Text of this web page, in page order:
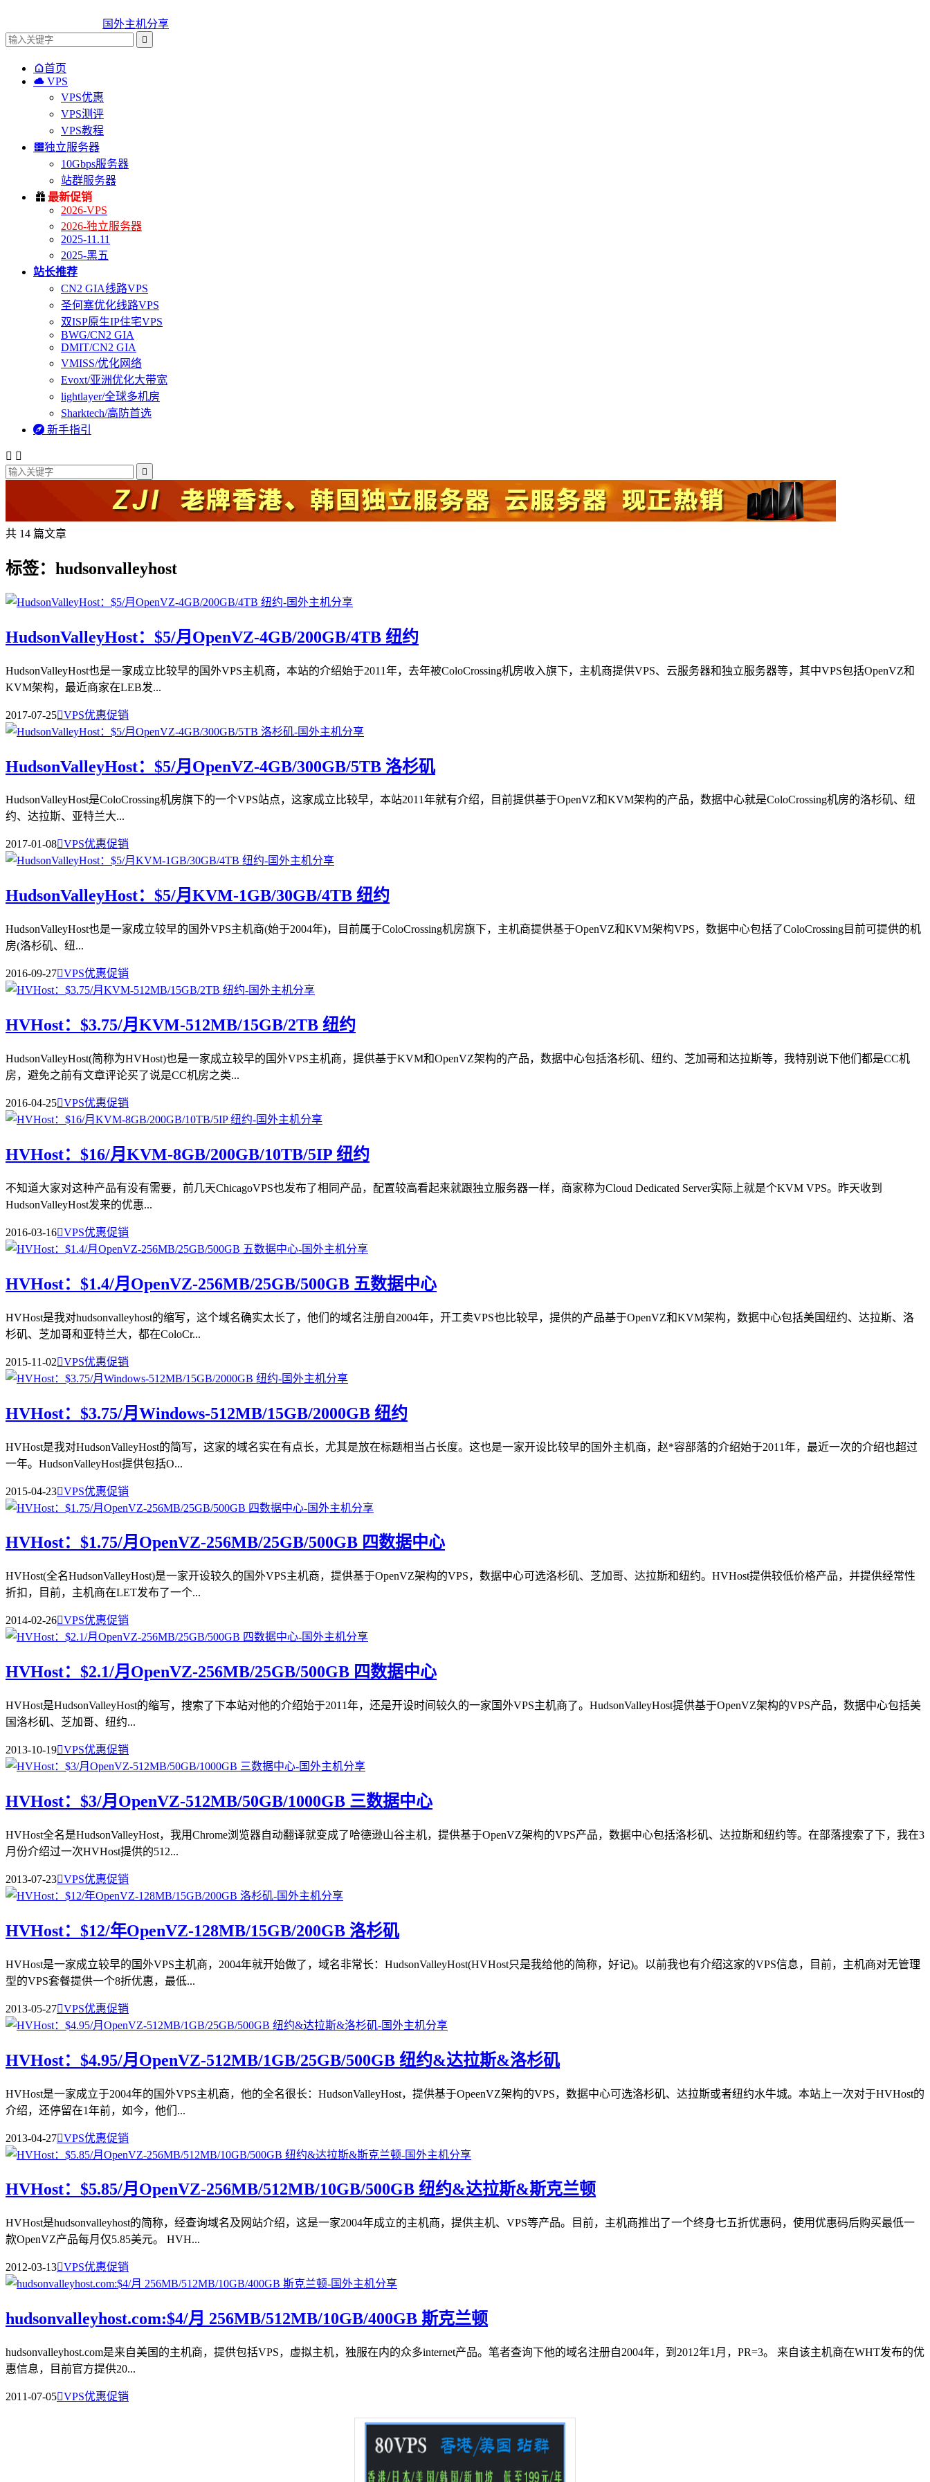
国外主机分享

首页
 VPS
VPS优惠
VPS测评
VPS教程
独立服务器
10Gbps服务器
站群服务器
 最新促销
2026-VPS
2026-独立服务器
2025-11.11
2025-黑五
站长推荐
CN2 GIA线路VPS
圣何塞优化线路VPS
双ISP原生IP住宅VPS
BWG/CN2 GIA
DMIT/CN2 GIA
VMISS/优化网络
Evoxt/亚洲优化大带宽
lightlayer/全球多机房
Sharktech/高防首选
 新手指引
 

共 14 篇文章
标签：hudsonvalleyhost
HudsonValleyHost：$5/月OpenVZ-4GB/200GB/4TB 纽约
HudsonValleyHost也是一家成立比较早的国外VPS主机商，本站的介绍始于2011年，去年被ColoCrossing机房收入旗下，主机商提供VPS、云服务器和独立服务器等，其中VPS包括OpenVZ和
KVM架构，最近商家在LEB发...
2017-07-25VPS优惠促销
HudsonValleyHost：$5/月OpenVZ-4GB/300GB/5TB 洛杉矶
HudsonValleyHost是ColoCrossing机房旗下的一个VPS站点，这家成立比较早，本站2011年就有介绍，目前提供基于OpenVZ和KVM架构的产品，数据中心就是ColoCrossing机房的洛杉矶、纽
约、达拉斯、亚特兰大...
2017-01-08VPS优惠促销
HudsonValleyHost：$5/月KVM-1GB/30GB/4TB 纽约
HudsonValleyHost也是一家成立较早的国外VPS主机商(始于2004年)，目前属于ColoCrossing机房旗下，主机商提供基于OpenVZ和KVM架构VPS，数据中心包括了ColoCrossing目前可提供的机
房(洛杉矶、纽...
2016-09-27VPS优惠促销
HVHost：$3.75/月KVM-512MB/15GB/2TB 纽约
HudsonValleyHost(简称为HVHost)也是一家成立较早的国外VPS主机商，提供基于KVM和OpenVZ架构的产品，数据中心包括洛杉矶、纽约、芝加哥和达拉斯等，我特别说下他们都是CC机
房，避免之前有文章评论买了说是CC机房之类...
2016-04-25VPS优惠促销
HVHost：$16/月KVM-8GB/200GB/10TB/5IP 纽约
不知道大家对这种产品有没有需要，前几天ChicagoVPS也发布了相同产品，配置较高看起来就跟独立服务器一样，商家称为Cloud Dedicated Server实际上就是个KVM VPS。昨天收到
HudsonValleyHost发来的优惠...
2016-03-16VPS优惠促销
HVHost：$1.4/月OpenVZ-256MB/25GB/500GB 五数据中心
HVHost是我对hudsonvalleyhost的缩写，这个域名确实太长了，他们的域名注册自2004年，开工卖VPS也比较早，提供的产品基于OpenVZ和KVM架构，数据中心包括美国纽约、达拉斯、洛
杉矶、芝加哥和亚特兰大，都在ColoCr...
2015-11-02VPS优惠促销
HVHost：$3.75/月Windows-512MB/15GB/2000GB 纽约
HVHost是我对HudsonValleyHost的简写，这家的域名实在有点长，尤其是放在标题相当占长度。这也是一家开设比较早的国外主机商，赵*容部落的介绍始于2011年，最近一次的介绍也超过
一年。HudsonValleyHost提供包括O...
2015-04-23VPS优惠促销
HVHost：$1.75/月OpenVZ-256MB/25GB/500GB 四数据中心
HVHost(全名HudsonValleyHost)是一家开设较久的国外VPS主机商，提供基于OpenVZ架构的VPS，数据中心可选洛杉矶、芝加哥、达拉斯和纽约。HVHost提供较低价格产品，并提供经常性
折扣，目前，主机商在LET发布了一个...
2014-02-26VPS优惠促销
HVHost：$2.1/月OpenVZ-256MB/25GB/500GB 四数据中心
HVHost是HudsonValleyHost的缩写，搜索了下本站对他的介绍始于2011年，还是开设时间较久的一家国外VPS主机商了。HudsonValleyHost提供基于OpenVZ架构的VPS产品，数据中心包括美
国洛杉矶、芝加哥、纽约...
2013-10-19VPS优惠促销
HVHost：$3/月OpenVZ-512MB/50GB/1000GB 三数据中心
HVHost全名是HudsonValleyHost，我用Chrome浏览器自动翻译就变成了哈德逊山谷主机，提供基于OpenVZ架构的VPS产品，数据中心包括洛杉矶、达拉斯和纽约等。在部落搜索了下，我在3
月份介绍过一次HVHost提供的512...
2013-07-23VPS优惠促销
HVHost：$12/年OpenVZ-128MB/15GB/200GB 洛杉矶
HVHost是一家成立较早的国外VPS主机商，2004年就开始做了，域名非常长：HudsonValleyHost(HVHost只是我给他的简称，好记)。以前我也有介绍这家的VPS信息，目前，主机商对无管理
型的VPS套餐提供一个8折优惠，最低...
2013-05-27VPS优惠促销
HVHost：$4.95/月OpenVZ-512MB/1GB/25GB/500GB 纽约&达拉斯&洛杉矶
HVHost是一家成立于2004年的国外VPS主机商，他的全名很长：HudsonValleyHost，提供基于OpeenVZ架构的VPS，数据中心可选洛杉矶、达拉斯或者纽约水牛城。本站上一次对于HVHost的
介绍，还停留在1年前，如今，他们...
2013-04-27VPS优惠促销
HVHost：$5.85/月OpenVZ-256MB/512MB/10GB/500GB 纽约&达拉斯&斯克兰顿
HVHost是hudsonvalleyhost的简称，经查询域名及网站介绍，这是一家2004年成立的主机商，提供主机、VPS等产品。目前，主机商推出了一个终身七五折优惠码，使用优惠码后购买最低一
款OpenVZ产品每月仅5.85美元。 HVH...
2012-03-13VPS优惠促销
hudsonvalleyhost.com:$4/月 256MB/512MB/10GB/400GB 斯克兰顿
hudsonvalleyhost.com是来自美国的主机商，提供包括VPS，虚拟主机，独服在内的众多internet产品。笔者查询下他的域名注册自2004年，到2012年1月，PR=3。 来自该主机商在WHT发布的优
惠信息，目前官方提供20...
2011-07-05VPS优惠促销